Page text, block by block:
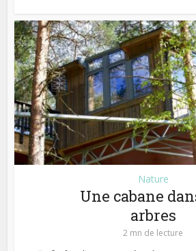
Nature
Une cabane
arbres
2 mn de lecture